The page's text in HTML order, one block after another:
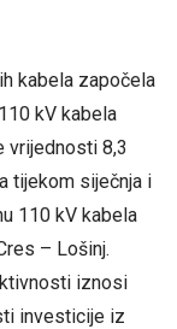
kabela započela
kV kabela
vrijednosti 8,3
tijekom siječnja i
110 kV kabela
– Lošinj.
iznosi
investicije iz